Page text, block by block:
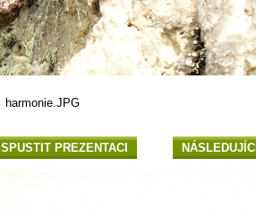
harmonie.JPG
SPUSTIT PREZENTACI NÁSLEDUJÍCÍ